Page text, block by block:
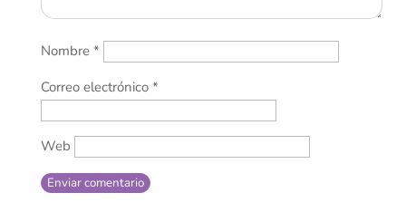
Nombre *
Correo electrónico *
Web
Enviar comentario